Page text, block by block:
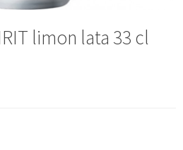
limon lata 33 cl